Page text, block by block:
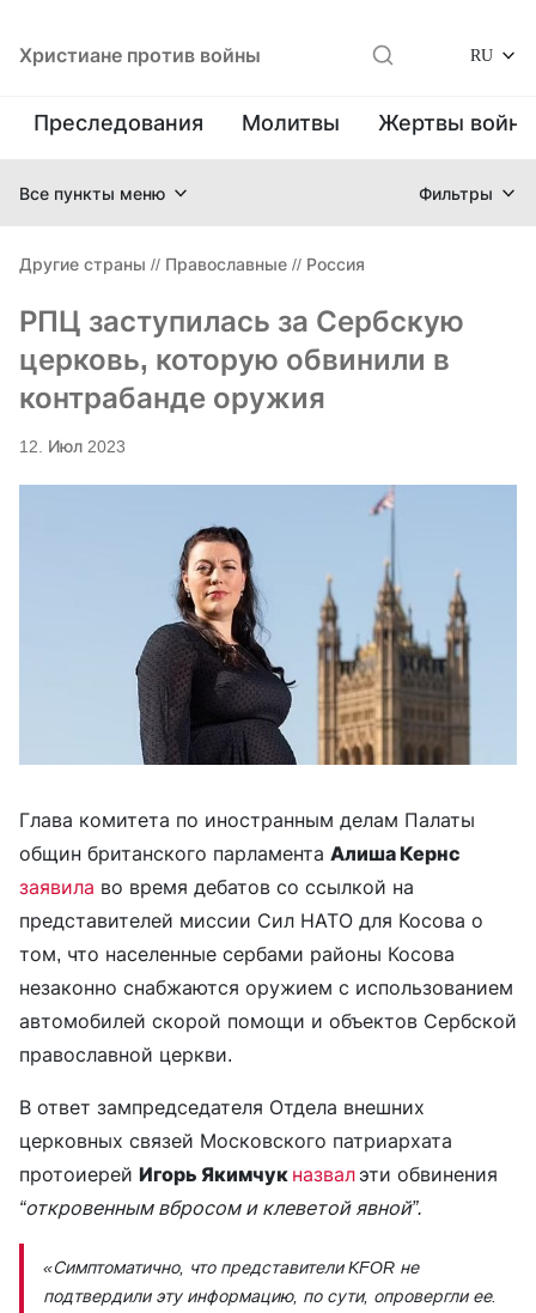
Христиане против войны RU
Преследования Молитвы Жертвы
Все пункты меню Фильтры
Другие страны // Православные // Россия
РПЦ заступилась за Сербскую
церковь, которую обвинили в
контрабанде оружия
12. Июл 2023
Глава комитета по иностранным делам Палаты
общин британского парламента Алиша Кернс
заявила во время дебатов со ссылкой на
представителей миссии Сил НАТО для Косова о
том, что населенные сербами районы Косова
незаконно снабжаются оружием с использованием
автомобилей скорой помощи и объектов Сербской
православной церкви.
В ответ зампредседателя Отдела внешних
церковных связей Московского патриархата
протоиерей Игорь Якимчук назвалэти обвинения
“откровенным вбросом и клеветой явной”.
«Симптоматично, что представители KFOR не
подтвердили эту информацию, по сути, опровергли ее.